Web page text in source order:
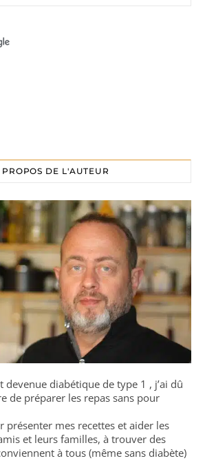
DE L'AUTEUR
devenue diabétique de type 1 , j’ai dû
de préparer les repas sans pour
présenter mes recettes et aider les
et leurs familles, à trouver des
à tous (même sans diabète)